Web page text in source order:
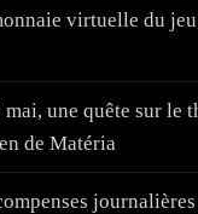
virtuelle du
une quête sur le
de Matéria